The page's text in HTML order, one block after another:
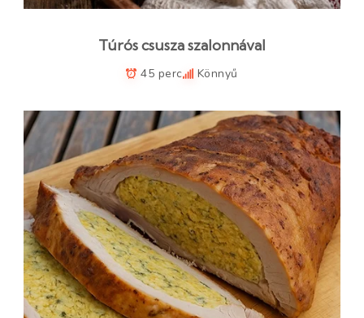
Túrós csusza szalonnával
45 perc Könnyű